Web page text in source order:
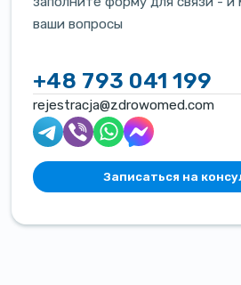
ваши вопросы
+48 793 041 199
rejestracja@zdrowomed.com
Записаться на